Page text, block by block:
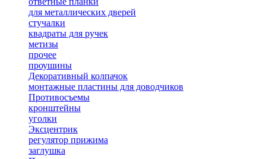
для металлических дверей
стучалки
квадраты для ручек
метизы
прочее
проушины
Декоративный колпачок
монтажные пластины для доводчиков
Противосъемы
кронштейны
уголки
Эксцентрик
регулятор прижима
заглушка